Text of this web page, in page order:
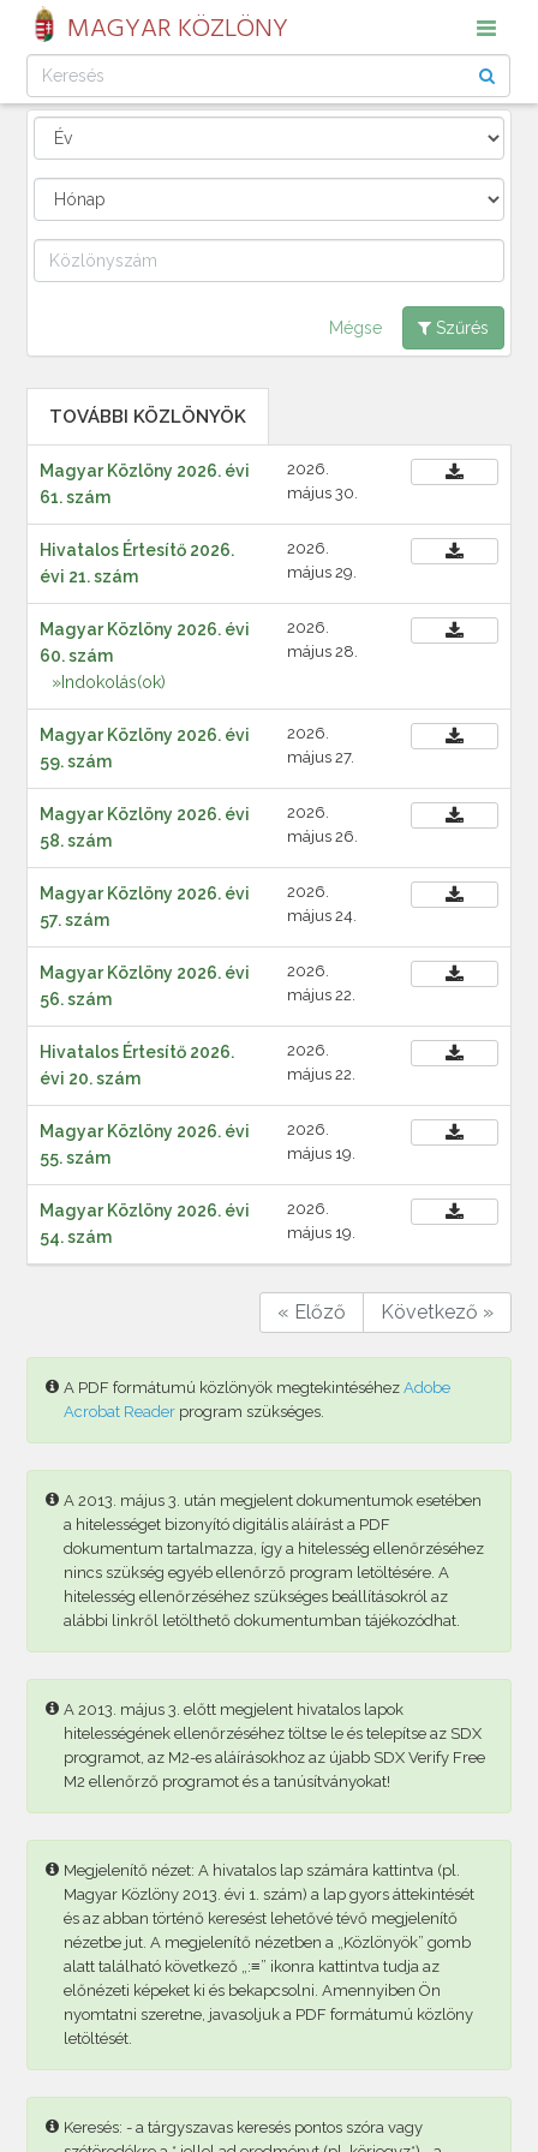
MAGYAR KÖZLÖNY
Mégse Szűrés
TOVÁBBI KÖZLÖNYÖK
Magyar Közlöny 2026. évi
61. szám
2026.
május 30.
Hivatalos Értesítő 2026.
évi 21. szám
2026.
május 29.
Magyar Közlöny 2026. évi
60. szám
»Indokolás(ok)
2026.
május 28.
Magyar Közlöny 2026. évi
59. szám
2026.
május 27.
Magyar Közlöny 2026. évi
58. szám
2026.
május 26.
Magyar Közlöny 2026. évi
57. szám
2026.
május 24.
Magyar Közlöny 2026. évi
56. szám
2026.
május 22.
Hivatalos Értesítő 2026.
évi 20. szám
2026.
május 22.
Magyar Közlöny 2026. évi
55. szám
2026.
május 19.
Magyar Közlöny 2026. évi
54. szám
2026.
május 19.
« Előző Következő »
A PDF formátumú közlönyök megtekintéséhezAdobe
Acrobat Reader program szükséges.
A 2013. május 3. után megjelent dokumentumok esetében
a hitelességet bizonyító digitális aláírást a PDF
dokumentum tartalmazza, így a hitelesség ellenőrzéséhez
nincs szükség egyéb ellenőrző program letöltésére. A
hitelesség ellenőrzéséhez szükséges beállításokról az
alábbi linkről letölthető dokumentumban tájékozódhat.
A 2013. május 3. előtt megjelent hivatalos lapok
hitelességének ellenőrzéséhez töltse le és telepítse az SDX
programot, az M2-es aláírásokhoz az újabb SDX Verify Free
M2 ellenőrző programot és a tanúsítványokat!
Megjelenítő nézet: A hivatalos lap számára kattintva (pl.
Magyar Közlöny 2013. évi 1. szám) a lap gyors áttekintését
és az abban történő keresést lehetővé tévő megjelenítő
nézetbe jut. A megjelenítő nézetben a „Közlönyök” gomb
alatt található következő „:≡” ikonra kattintva tudja az
előnézeti képeket ki és bekapcsolni. Amennyiben Ön
nyomtatni szeretne, javasoljuk a PDF formátumú közlöny
letöltését.
Keresés: - a tárgyszavas keresés pontos szóra vagy